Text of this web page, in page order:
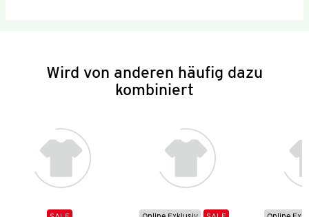
Wird von anderen häufig dazu
kombiniert